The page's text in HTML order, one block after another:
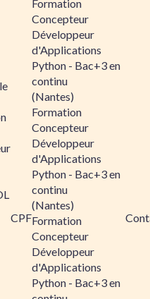
CPF
Formation
Concepteur
Développeur
d'Applications
Python - Bac+3 en
continu
(Nantes)
Formation
Concepteur
Développeur
d'Applications
Python - Bac+3 en
continu
(Nantes)
Formation
Concepteur
Développeur
d'Applications
Python - Bac+3 en